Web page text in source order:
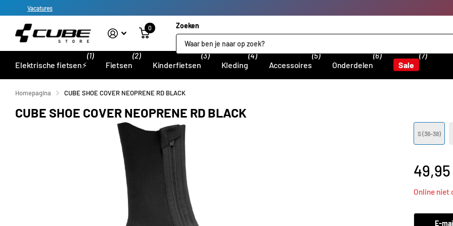
Vacatures
Zoeken
0
Elektrische fietsen⚡
(1)
Fietsen
(2)
Kinderfietsen
(3)
Kleding
(4)
Accessoires
(5)
Onderdelen
(6)
Sale
(7)
Homepagina CUBE SHOE COVER NEOPRENE RD BLACK
CUBE SHOE COVER NEOPRENE RD BLACK
S (36-38)
49,95
Online niet
E-